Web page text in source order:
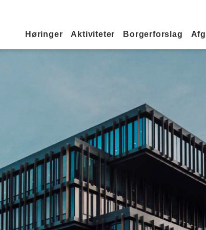
Primær navigation
Høringer Aktiviteter Borgerforslag